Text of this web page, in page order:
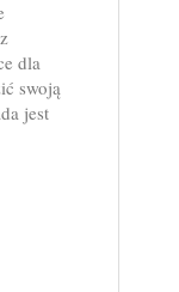
dla
swoją
jest